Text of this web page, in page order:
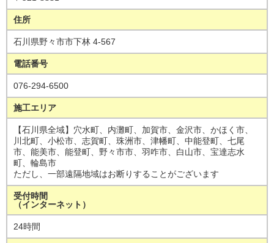
住所
石川県野々市市下林 4-567
電話番号
076-294-6500
施工エリア
【石川県全域】穴水町、内灘町、加賀市、金沢市、かほく市、
川北町、小松市、志賀町、珠洲市、津幡町、中能登町、七尾
市、能美市、能登町、野々市市、羽咋市、白山市、宝達志水
町、輪島市
ただし、一部遠隔地域はお断りすることがございます
受付時間
（インターネット）
24時間